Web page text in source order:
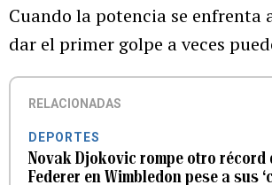
Cuando la potencia se enfrenta
dar el primer golpe a veces
RELACIONADAS
DEPORTES
Novak Djokovic rompe otro récord
Federer en Wimbledon pese a sus